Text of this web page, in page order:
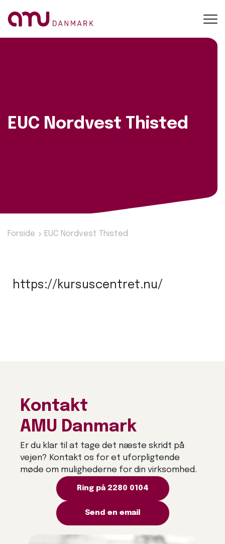
EUC Nordvest Thisted
Forside EUC Nordvest Thisted
https://kursuscentret.nu/
Kontakt
AMU Danmark
Er du klar til at tage det næste skridt på
vejen? Kontakt os for et uforpligtende
møde om mulighederne for din virksomhed.
Ring på 2280 0104
Send en email